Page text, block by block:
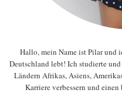
Hallo, mein Name ist Pilar und
Deutschland lebt! Ich studierte
Ländern Afrikas, Asiens,
Karriere verbessern und